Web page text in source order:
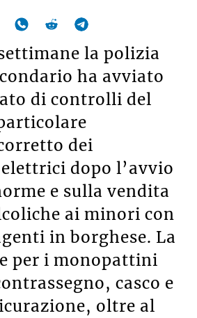
la polizia
ha avviato
di controlli del
dei
dopo l’avvio
e sulla vendita
ai minori con
in borghese. La
per i monopattini
casco e
oltre al